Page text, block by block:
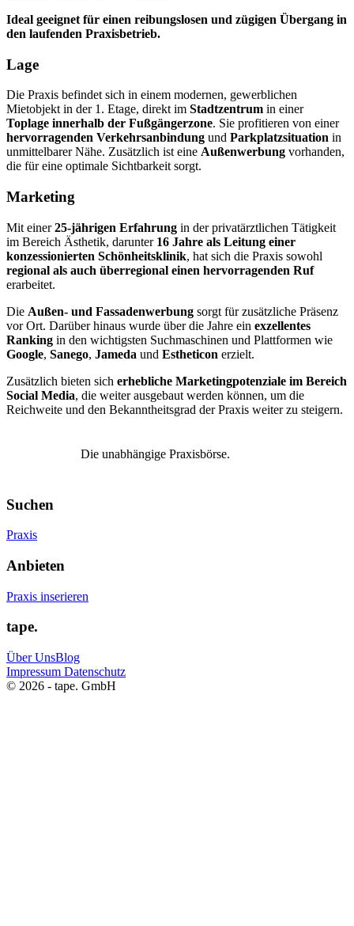
Ideal geeignet für einen reibungslosen und zügigen Übergang in
den laufenden Praxisbetrieb.
Lage
Die Praxis befindet sich in einem modernen, gewerblichen
Mietobjekt in der 1. Etage, direkt im Stadtzentrum in einer
Toplage innerhalb der Fußgängerzone. Sie profitieren von einer
hervorragenden Verkehrsanbindung und Parkplatzsituation in
unmittelbarer Nähe. Zusätzlich ist eine Außenwerbung vorhanden,
die für eine optimale Sichtbarkeit sorgt.
Marketing
Mit einer25-jährigen Erfahrung in der privatärztlichen Tätigkeit
im Bereich Ästhetik, darunter 16 Jahre als Leitung einer
konzessionierten Schönheitsklinik, hat sich die Praxis sowohl
regional als auch überregional einen hervorragenden Ruf
erarbeitet.
Die Außen- und Fassadenwerbung sorgt für zusätzliche Präsenz
vor Ort. Darüber hinaus wurde über die Jahre ein exzellentes
Ranking in den wichtigsten Suchmaschinen und Plattformen wie
Google, Sanego, Jameda und Estheticon erzielt.
Zusätzlich bieten sich erhebliche Marketingpotenziale im Bereich
Social Media, die weiter ausgebaut werden können, um die
Reichweite und den Bekanntheitsgrad der Praxis weiter zu steigern.
Die unabhängige Praxisbörse.
Suchen
Praxis
Anbieten
Praxis inserieren
tape.
Über UnsBlog
Impressum Datenschutz
© 2026 - tape. GmbH